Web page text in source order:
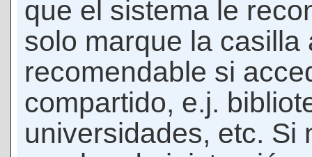
que el sistema le
solo marque la casilla
recomendable si
compartido, e.j.
universidades, etc. Si